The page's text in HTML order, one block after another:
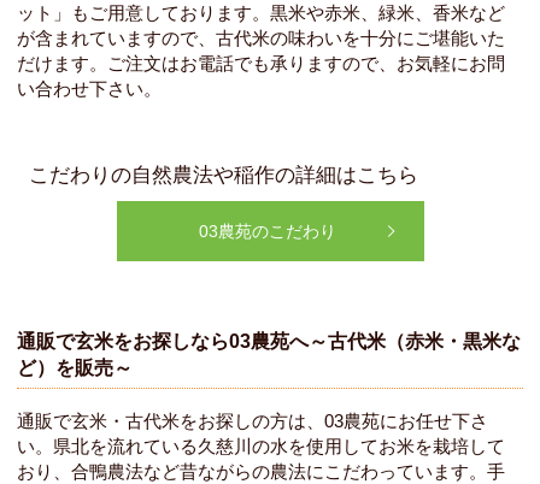
ット」もご用意しております。黒米や赤米、緑米、香米など
が含まれていますので、古代米の味わいを十分にご堪能いた
だけます。ご注文はお電話でも承りますので、お気軽にお問
い合わせ下さい。
こだわりの自然農法や稲作の詳細はこちら
03農苑のこだわり
通販で玄米をお探しなら03農苑へ～古代米（赤米・黒米な
ど）を販売～
通販で玄米・古代米をお探しの方は、03農苑にお任せ下さ
い。県北を流れている久慈川の水を使用してお米を栽培して
おり、合鴨農法など昔ながらの農法にこだわっています。手